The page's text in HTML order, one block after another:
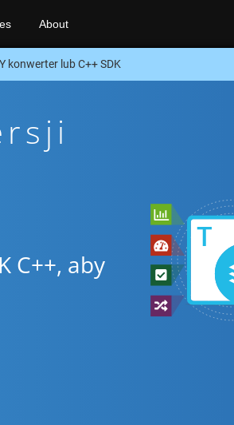
About
konwerter lub C++ SDK
C++, aby